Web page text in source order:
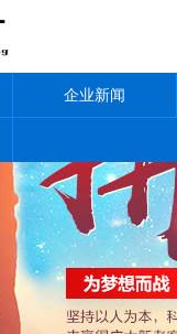
企业新闻